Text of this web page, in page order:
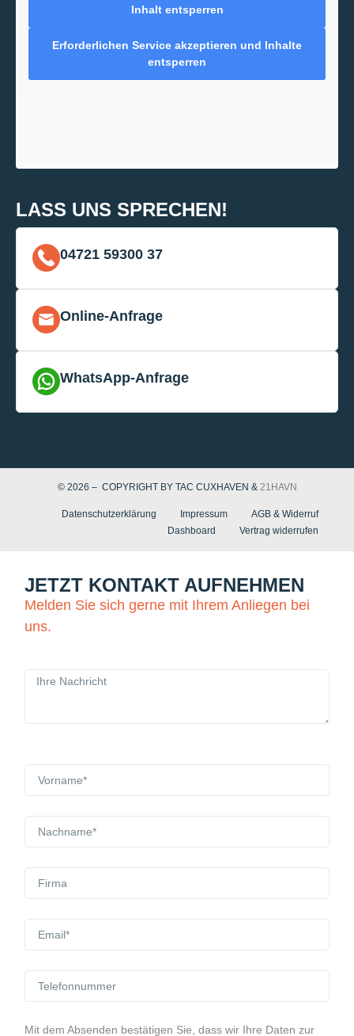
Inhalt entsperren
Erforderlichen Service akzeptieren und Inhalte
entsperren
LASS UNS SPRECHEN!
04721 59300 37
Online-Anfrage
WhatsApp-Anfrage
© 2026 – COPYRIGHT BY TAC CUXHAVEN & 21HAVN
Datenschutzerklärung Impressum
AGB & Widerruf
Dashboard
Vertrag widerrufen
JETZT KONTAKT AUFNEHMEN
Melden Sie sich gerne mit Ihrem Anliegen bei
uns.
Mit dem Absenden bestätigen Sie, dass wir Ihre Daten zur